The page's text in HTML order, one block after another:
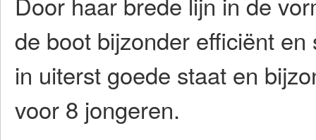
de boot bijzonder efficiënt
in uiterst goede staat en
voor 8 jongeren.